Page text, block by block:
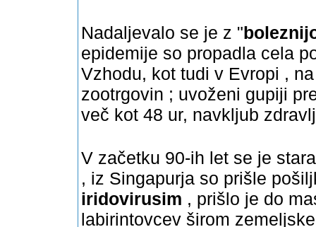
Nadaljevalo se je z "
epidemije so propadla cela
Vzhodu, kot tudi v Evropi ,
zootrgovin ; uvoženi gupiji
več kot 48 ur, navkljub
V začetku 90-ih let se je
, iz Singapurja so prišle
iridovirusim , prišlo je do
labirintovcev širom